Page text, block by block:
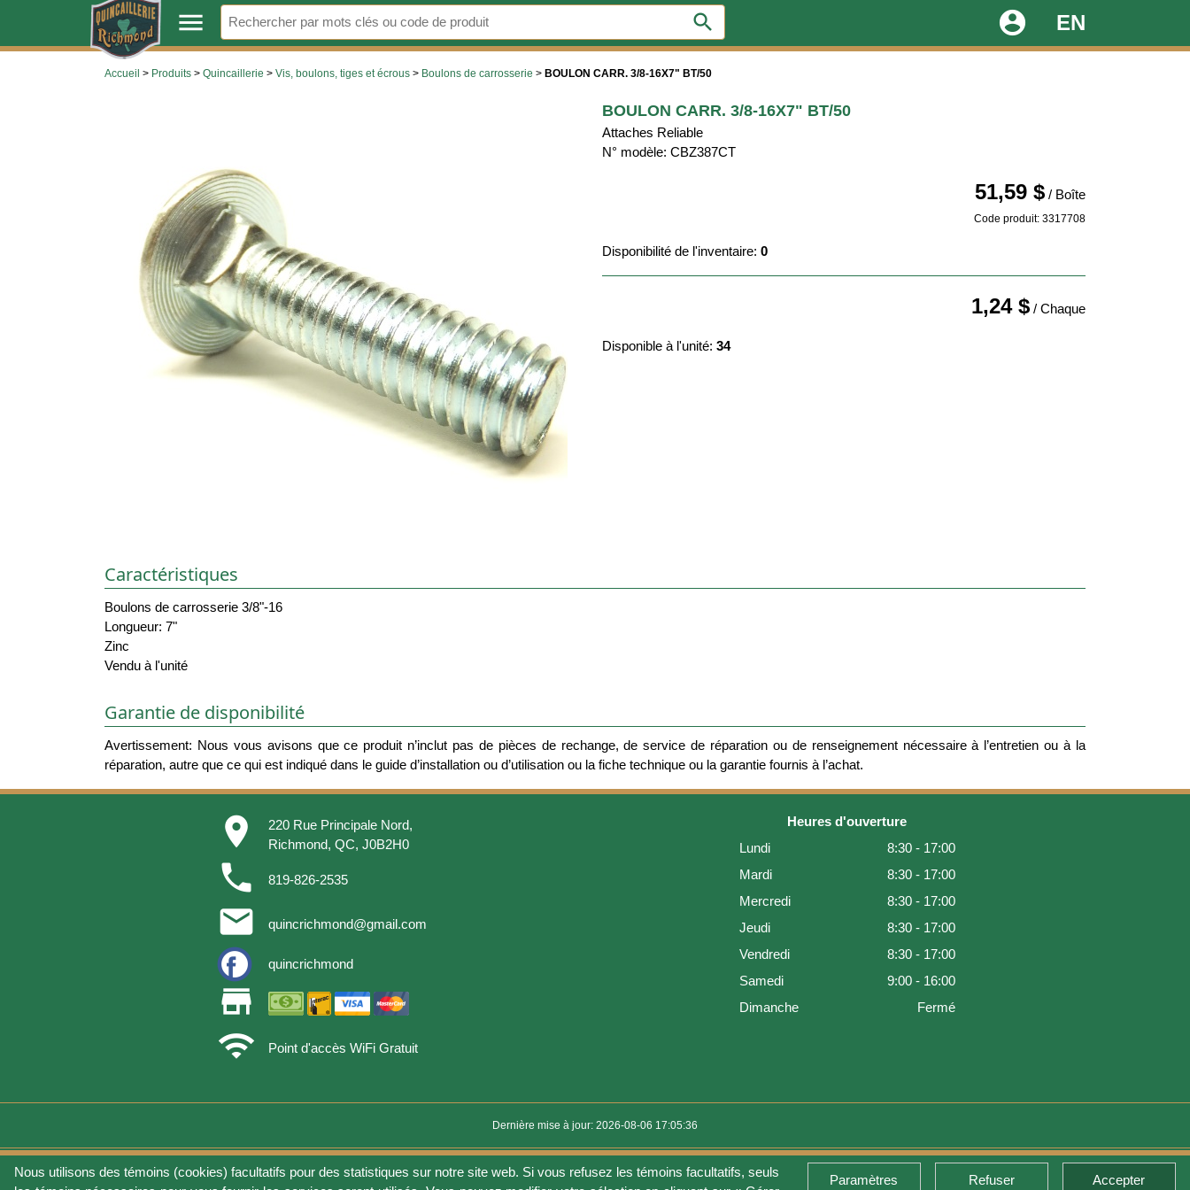
. menu search EN
account_circle
Nous utilisons des témoins (cookies) facultatifs pour des statistiques sur notre site web. Si vous refusez les témoins facultatifs, seuls
Paramètres Refuser Accepter
Accueil > Produits > Quincaillerie > Vis, boulons, tiges et écrous > Boulons de carrosserie > BOULON CARR. 3/8-16X7" BT/50
BOULON CARR. 3/8-16X7" BT/50
Attaches Reliable
N° modèle: CBZ387CT
51,59 $/ Boîte
Code produit: 3317708
Disponibilité de l'inventaire: 0
1,24 $/ Chaque
Disponible à l'unité: 34
Caractéristiques
Boulons de carrosserie 3/8"-16
Longueur: 7"
Zinc
Vendu à l'unité
Garantie de disponibilité
Avertissement: Nous vous avisons que ce produit n’inclut pas de pièces de rechange, de service de réparation ou de renseignement nécessaire à l’entretien ou à la
réparation, autre que ce qui est indiqué dans le guide d’installation ou d’utilisation ou la fiche technique ou la garantie fournis à l’achat.
place
220 Rue Principale Nord,
Richmond, QC, J0B2H0
phone 819-826-2535
email quincrichmond@gmail.com
quincrichmond
store
wifi
Point d'accès WiFi Gratuit
Heures d'ouverture
Lundi
8:30 - 17:00
Mardi
8:30 - 17:00
Mercredi
8:30 - 17:00
Jeudi
8:30 - 17:00
Vendredi
8:30 - 17:00
Samedi
9:00 - 16:00
Dimanche
Fermé
Dernière mise à jour: 2026-08-06 17:05:36